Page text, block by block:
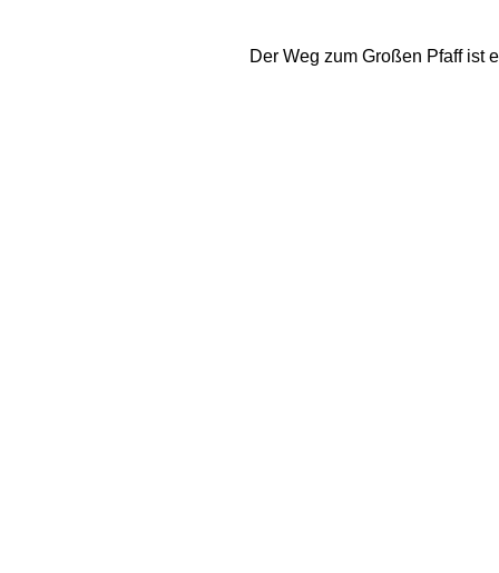
Der Weg zum Großen Pfaff ist